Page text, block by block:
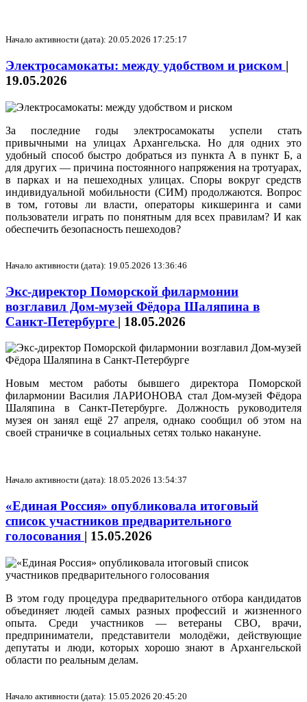
Начало активности (дата): 20.05.2026 17:25:17
Электросамокаты: между удобством и риском |
19.05.2026
За последние годы электросамокаты успели стать
привычными на улицах Архангельска. Но для одних это
удобный способ быстро добраться из пункта А в пункт Б, а
для других — причина постоянного напряжения на тротуарах,
в парках и на пешеходных улицах. Споры вокруг средств
индивидуальной мобильности (СИМ) продолжаются. Вопрос
в том, готовы ли власти, операторы кикшеринга и сами
пользователи играть по понятным для всех правилам? И как
обеспечить безопасность пешеходов?
Начало активности (дата): 19.05.2026 13:36:46
Экс-директор Поморской филармонии
возглавил Дом-музей Фёдора Шаляпина в
Санкт-Петербурге | 18.05.2026
Новым местом работы бывшего директора Поморской
филармонии Василия ЛАРИОНОВА стал Дом-музей Фёдора
Шаляпина в Санкт-Петербурге. Должность руководителя
музея он занял ещё 27 апреля, однако сообщил об этом на
своей страничке в социальных сетях только накануне.
Начало активности (дата): 18.05.2026 13:54:37
«Единая Россия» опубликовала итоговый
список участников предварительного
голосования | 15.05.2026
В этом году процедура предварительного отбора кандидатов
объединяет людей самых разных профессий и жизненного
опыта. Среди участников — ветераны СВО, врачи,
предприниматели, представители молодёжи, действующие
депутаты и люди, которых хорошо знают в Архангельской
области по реальным делам.
Начало активности (дата): 15.05.2026 20:45:20